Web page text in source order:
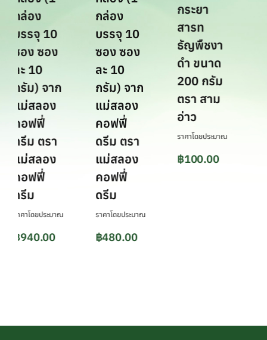
กล่อง
บรรจุ 10
ซอง ซอง
ละ 10
กรัม) จาก
แม่สลอง
คอฟฟี่
ดรีม ตรา
แม่สลอง
คอฟฟี่
ดรีม
ราคาโดยประมาณ
940.00
กล่อง
บรรจุ 10
ซอง ซอง
ละ 10
กรัม) จาก
แม่สลอง
คอฟฟี่
ดรีม ตรา
แม่สลอง
คอฟฟี่
ดรีม
ราคาโดยประมาณ
480.00
กระยา
สารท
ธัญพืชงา
ดำ ขนาด
200 กรัม
ตรา สาม
อ่าว
ราคาโดยประมาณ
100.00